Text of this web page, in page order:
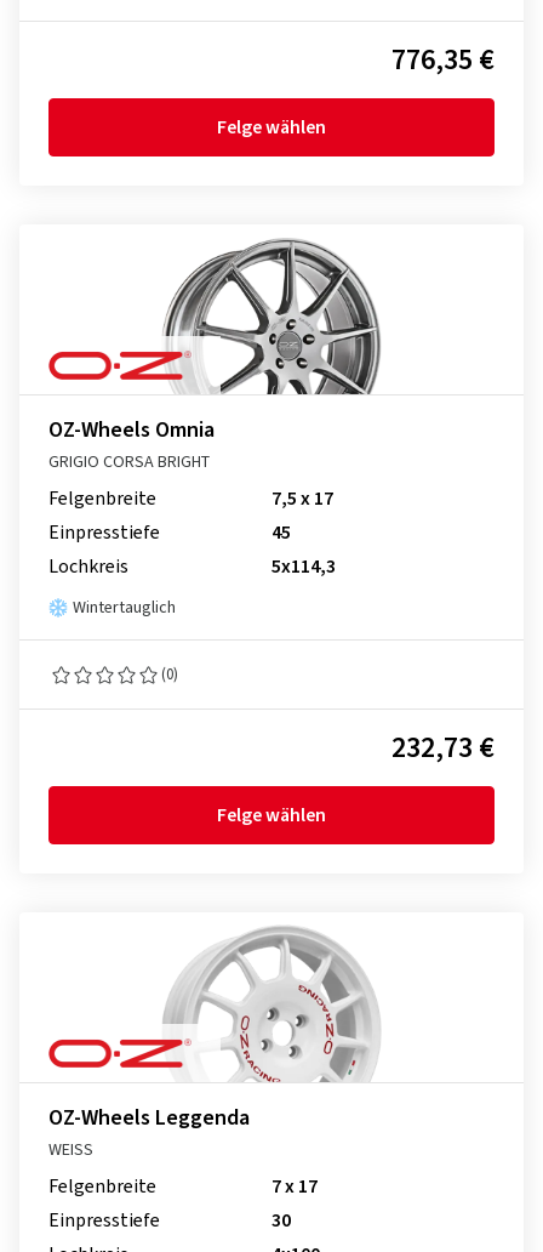
776,35 €
Felge wählen
OZ-Wheels Omnia
GRIGIO CORSA BRIGHT
Felgenbreite
7,5 x 17
Einpresstiefe
45
Lochkreis
5x114,3
Wintertauglich
(0)
232,73 €
Felge wählen
OZ-Wheels Leggenda
WEISS
Felgenbreite
7 x 17
Einpresstiefe
30